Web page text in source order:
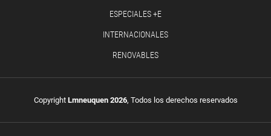
ESPECIALES +E
INTERNACIONALES
RENOVABLES
Copyright Lmneuquen 2026, Todos los derechos reservados